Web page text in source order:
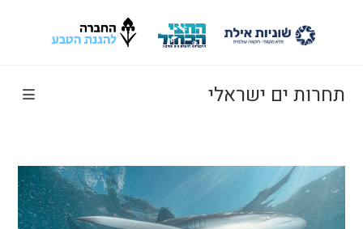
תחרות ים ישראלי